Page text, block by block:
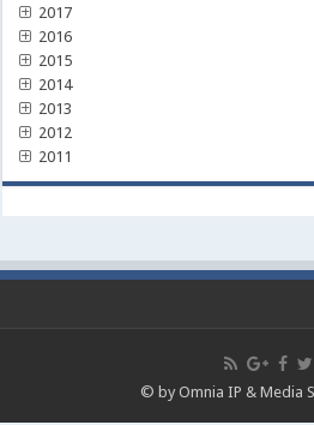
2017
2016
2015
2014
2013
2012
2011
© by Omnia IP & Media